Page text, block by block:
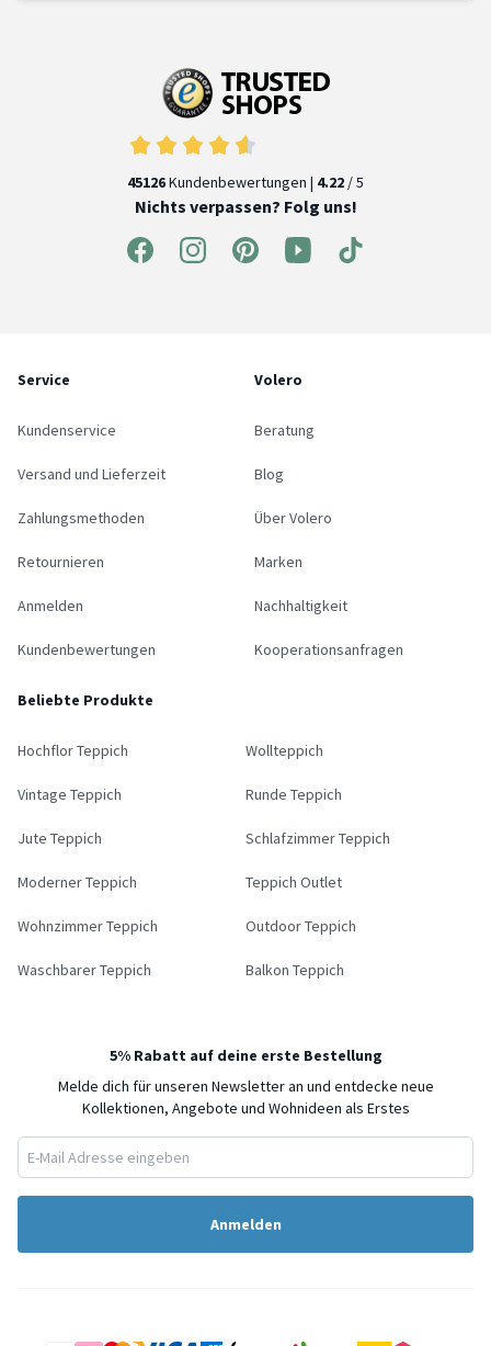
45126Kundenbewertungen | 4.22 / 5
Nichts verpassen? Folg uns!
Service
Kundenservice
Versand und Lieferzeit
Zahlungsmethoden
Retournieren
Anmelden
Kundenbewertungen
Volero
Beratung
Blog
Über Volero
Marken
Nachhaltigkeit
Kooperationsanfragen
Beliebte Produkte
Hochflor Teppich Wollteppich
Vintage Teppich Runde Teppich
Jute Teppich Schlafzimmer Teppich
Moderner Teppich Teppich Outlet
Wohnzimmer Teppich Outdoor Teppich
Waschbarer Teppich Balkon Teppich
5% Rabatt auf deine erste Bestellung
Melde dich für unseren Newsletter an und entdecke neue
Kollektionen, Angebote und Wohnideen als Erstes
Anmelden